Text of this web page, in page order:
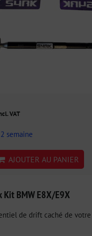
VAT
2 semaine
AJOUTER AU PANIER
Kit BMW E8X/E9X
de drift caché de votre